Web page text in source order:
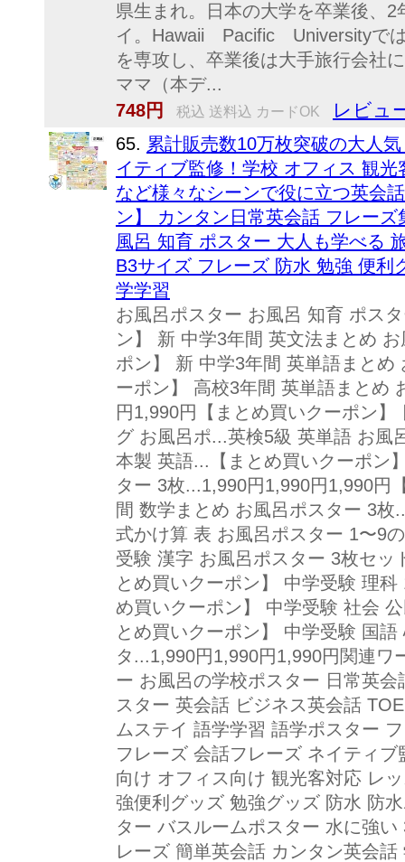
県生まれ。日本の大学を卒業後、
イ。Hawaii Pacific Universityで
を専攻し、卒業後は大手旅行会社
ママ（本デ...
748円
税込 送料込 カードOK レビュ
65. 累計販売数10万枚突破の大人
イティブ監修！学校 オフィス 観
など様々なシーンで役に立つ英会
ン】 カンタン日常英会話 フレー
風呂 知育 ポスター 大人も学べる
B3サイズ フレーズ 防水 勉強 便利
学学習
お風呂ポスター お風呂 知育 ポス
ン】 新 中学3年間 英文法まとめ
ポン】 新 中学3年間 英単語まと
ーポン】 高校3年間 英単語まとめ
円1,990円【まとめ買いクーポン
グ お風呂ポ...英検5級 英単語 お風
本製 英語...【まとめ買いクーポン
ター 3枚...1,990円1,990円1,990円
間 数学まとめ お風呂ポスター 3
式かけ算 表 お風呂ポスター 1〜9
受験 漢字 お風呂ポスター 3枚セ
とめ買いクーポン】 中学受験 理
め買いクーポン】 中学受験 社会
とめ買いクーポン】 中学受験 国
タ...1,990円1,990円1,990円関連ワ
ー お風呂の学校ポスター 日常英
スター 英会話 ビジネス英会話
ムステイ 語学学習 語学ポスター
フレーズ 会話フレーズ ネイティ
向け オフィス向け 観光客対応 レ
強便利グッズ 勉強グッズ 防水 防
ター バスルームポスター 水に強
レーズ 簡単英会話 カンタン英会